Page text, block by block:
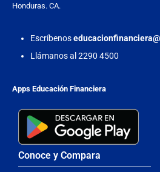
Honduras. CA.
Escríbenos
Llámanos al 2290 4500
Apps Educación Financiera
Conoce y Compara